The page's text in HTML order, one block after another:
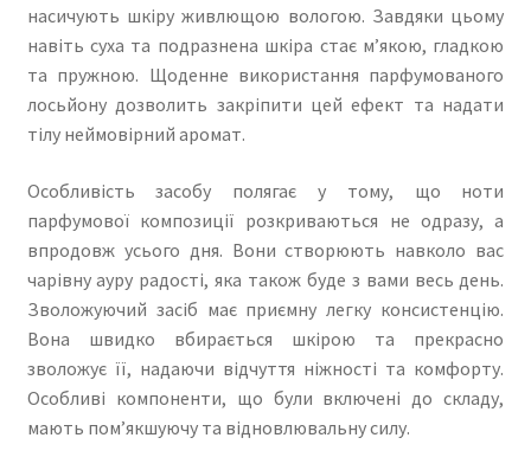
насичують шкіру живлющою вологою. Завдяки цьому
навіть суха та подразнена шкіра стає м’якою, гладкою
та пружною. Щоденне використання парфумованого
лосьйону дозволить закріпити цей ефект та надати
тілу неймовірний аромат.
Особливість засобу полягає у тому, що ноти
парфумової композиції розкриваються не одразу, а
впродовж усього дня. Вони створюють навколо вас
чарівну ауру радості, яка також буде з вами весь день.
Зволожуючий засіб має приємну легку консистенцію.
Вона швидко вбирається шкірою та прекрасно
зволожує її, надаючи відчуття ніжності та комфорту.
Особливі компоненти, що були включені до складу,
мають пом’якшуючу та відновлювальну силу.